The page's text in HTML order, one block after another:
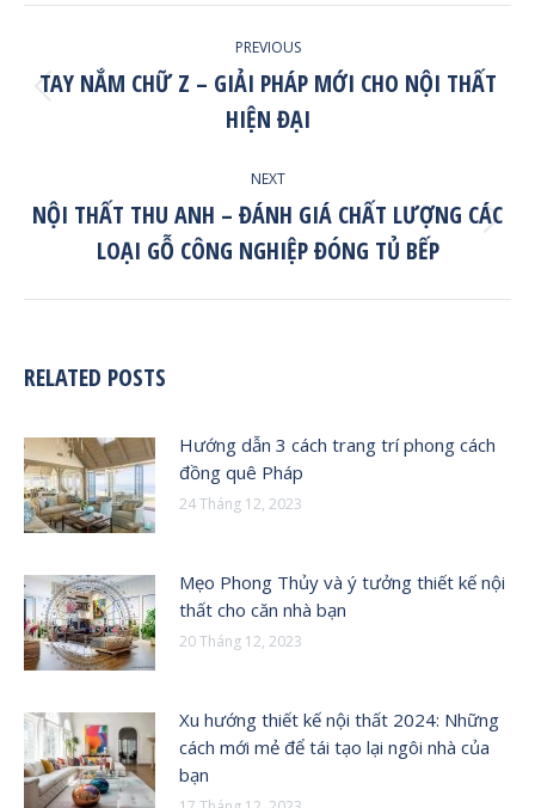
PREVIOUS
Previous
post:
TAY NẮM CHỮ Z – GIẢI PHÁP MỚI CHO NỘI THẤT
HIỆN ĐẠI
NEXT
Next
post:
NỘI THẤT THU ANH – ĐÁNH GIÁ CHẤT LƯỢNG CÁC
LOẠI GỖ CÔNG NGHIỆP ĐÓNG TỦ BẾP
RELATED POSTS
Hướng dẫn 3 cách trang trí phong cách
đồng quê Pháp
24 Tháng 12, 2023
Mẹo Phong Thủy và ý tưởng thiết kế nội
thất cho căn nhà bạn
20 Tháng 12, 2023
Xu hướng thiết kế nội thất 2024: Những
cách mới mẻ để tái tạo lại ngôi nhà của
bạn